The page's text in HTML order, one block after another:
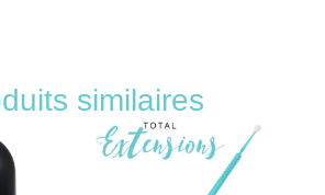
similaires